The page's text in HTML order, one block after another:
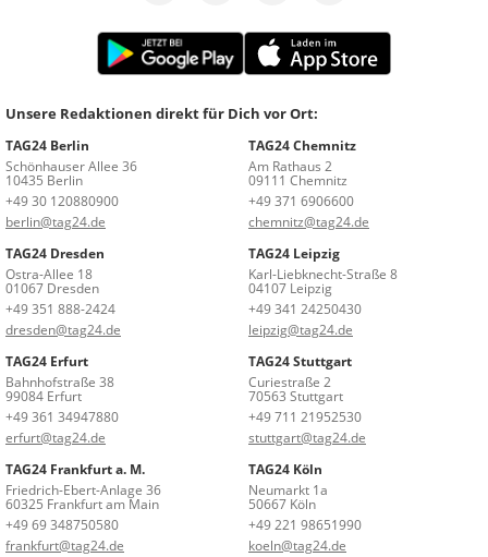
Unsere Redaktionen direkt für Dich vor Ort:
TAG24 Berlin
Schönhauser Allee 36
10435 Berlin
+49 30 120880900
berlin@tag24.de
TAG24 Chemnitz
Am Rathaus 2
09111 Chemnitz
+49 371 6906600
chemnitz@tag24.de
TAG24 Dresden
Ostra-Allee 18
01067 Dresden
+49 351 888-2424
dresden@tag24.de
TAG24 Leipzig
Karl-Liebknecht-Straße 8
04107 Leipzig
+49 341 24250430
leipzig@tag24.de
TAG24 Erfurt
Bahnhofstraße 38
99084 Erfurt
+49 361 34947880
erfurt@tag24.de
TAG24 Stuttgart
Curiestraße 2
70563 Stuttgart
+49 711 21952530
stuttgart@tag24.de
TAG24 Frankfurt a. M.
Friedrich-Ebert-Anlage 36
60325 Frankfurt am Main
+49 69 348750580
frankfurt@tag24.de
TAG24 Köln
Neumarkt 1a
50667 Köln
+49 221 98651990
koeln@tag24.de